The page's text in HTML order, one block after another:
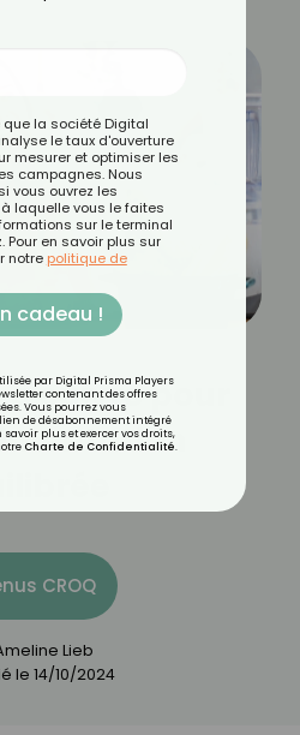
suivre pour
CROQ
Lieb
le 14/10/2024
la société Digital
le taux d'ouverture
mesurer et optimiser les
campagnes. Nous
vous ouvrez les
laquelle vous le faites
sur le terminal
Pour en savoir plus sur
notre politique de
cadeau !
par Digital Prisma Players
contenant des offres
Vous pourrez vous
de désabonnement intégré
plus et exercer vos droits,
Charte de Confidentialité.